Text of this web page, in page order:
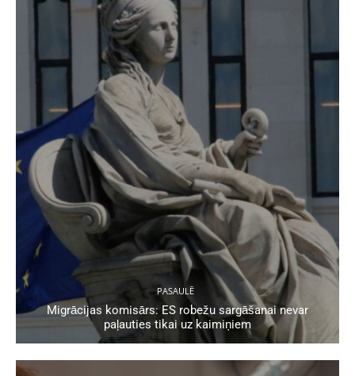
PASAULĒ
Migrācijas komisārs: ES robežu sargāšanai nevar
paļauties tikai uz kaimiņiem